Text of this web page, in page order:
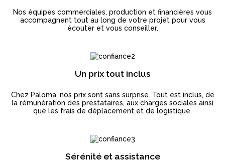
Nos équipes commerciales, production et financières vous
accompagnent tout au long de votre projet pour vous
écouter et vous conseiller.
Un prix tout inclus
Chez Paloma, nos prix sont sans surprise. Tout est inclus, de
la rémunération des prestataires, aux charges sociales ainsi
que les frais de déplacement et de logistique.
Sérénité et assistance